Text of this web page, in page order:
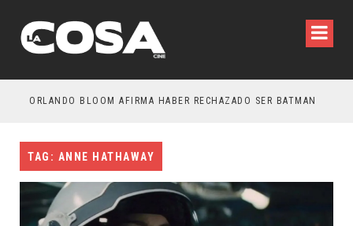
ORLANDO BLOOM AFIRMA HABER RECHAZADO SER BATMAN
TAG: ANNE HATHAWAY